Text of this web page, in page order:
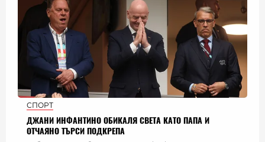
СПОРТ
ДЖАНИ ИНФАНТИНО ОБИКАЛЯ СВЕТА КАТО ПАПА И
ОТЧАЯНО ТЪРСИ ПОДКРЕПА